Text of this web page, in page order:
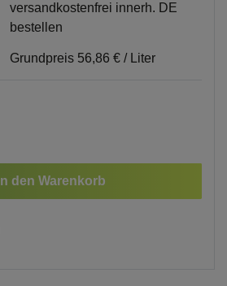
versandkostenfrei innerh. DE
bestellen
Grundpreis 56,86 € / Liter
In den Warenkorb